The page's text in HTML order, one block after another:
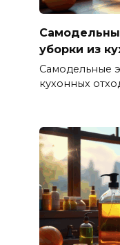
уборки из
Самодельные
кухонных